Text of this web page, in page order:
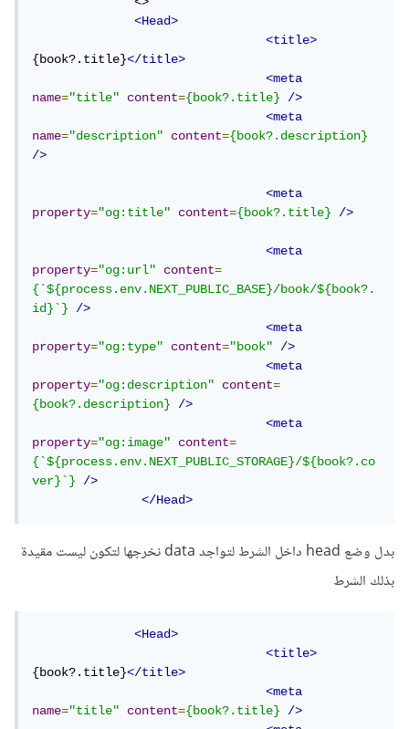
<Head>
<title>
{book?.title}</title>
<meta
name="title" content={book?.title}
/>
<meta
name="description" content={book?.description}
/>
<meta
property="og:title" content={book?.title} />
<meta
property="og:url" content=
{`${process.env.NEXT_PUBLIC_BASE}/book/${book?.
id}`}
/>
<meta
property="og:type" content="book"
/>
<meta
property="og:description" content=
{book?.description}
/>
<meta
property="og:image" content=
{`${process.env.NEXT_PUBLIC_STORAGE}/${book?.co
ver}`}
/>
</Head>
بدل وضع head داخل الشرط لتواجد data نخرجها لتكون ليست مقيدة
بذلك الشرط
<Head>
<title>
{book?.title}</title>
<meta
name="title" content={book?.title}
/>